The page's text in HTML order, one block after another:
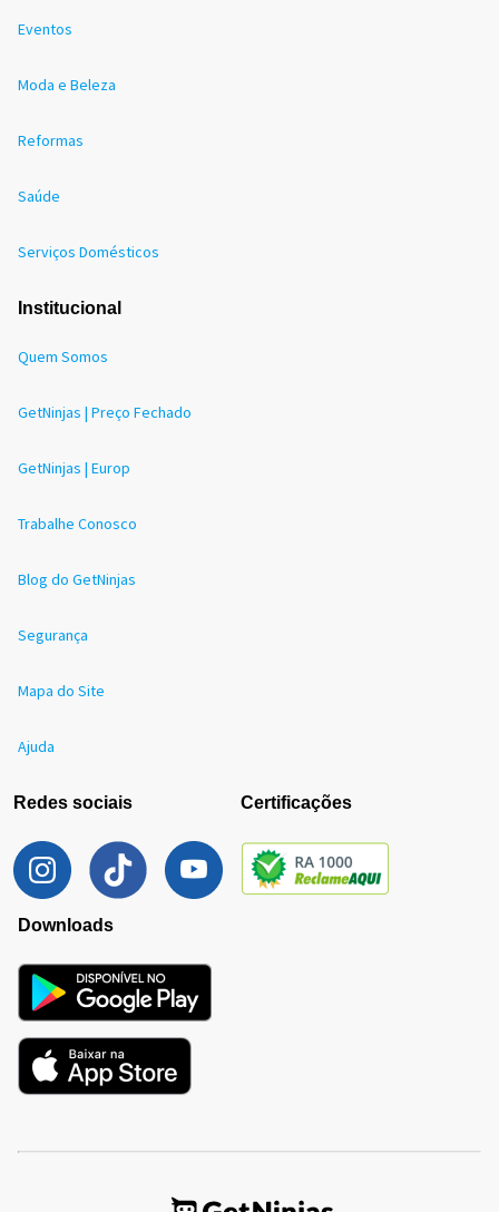
Eventos
Moda e Beleza
Reformas
Saúde
Serviços Domésticos
Institucional
Quem Somos
GetNinjas | Preço Fechado
GetNinjas | Europ
Trabalhe Conosco
Blog do GetNinjas
Segurança
Mapa do Site
Ajuda
Redes sociais Certificações
Downloads